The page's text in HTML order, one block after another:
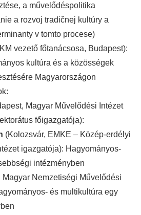
a művelődéspolitika
a rozvoj tradičnej kultúry a
v tomto procese)
vezető főtanácsosa, Budapest):
kultúra és a közösségek
Magyarországon
Magyar Művelődési Intézet
főigazgatója):
(Kolozsvár, EMKE – Közép-erdélyi
igazgatója): Hagyományos-
intézményben
Magyar Nemzetiségi Művelődési
és multikultúra egy